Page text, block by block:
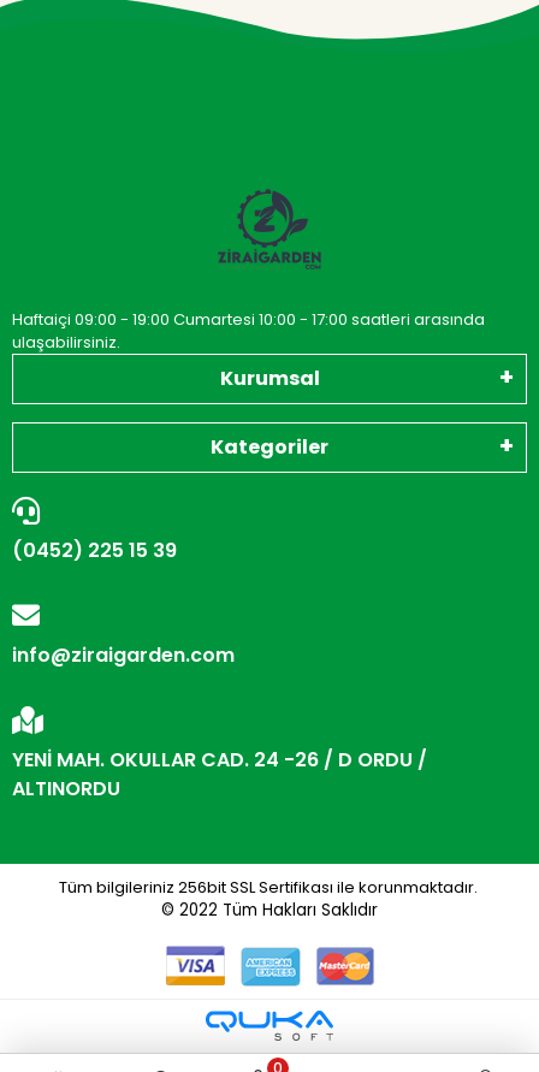
Haftaiçi 09:00 - 19:00 Cumartesi 10:00 - 17:00 saatleri arasında
ulaşabilirsiniz.
Kurumsal
Kategoriler
(0452) 225 15 39
info@ziraigarden.com
YENİ MAH. OKULLAR CAD. 24 -26 / D ORDU /
ALTINORDU
Tüm bilgileriniz 256bit SSL Sertifikası ile korunmaktadır.
© 2022 Tüm Hakları Saklıdır